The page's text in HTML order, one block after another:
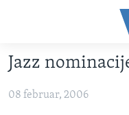
glavni
PređiVIDEO
Jazz
08 februar, 2006